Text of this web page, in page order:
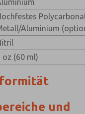
Aluminium
oz (60 ml)
und